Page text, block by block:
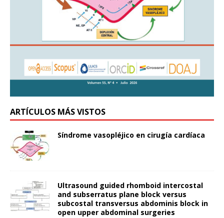
ARTÍCULOS MÁS VISTOS
Síndrome vasopléjico en cirugía cardíaca
Ultrasound guided rhomboid intercostal
and subserratus plane block versus
subcostal transversus abdominis block in
open upper abdominal surgeries